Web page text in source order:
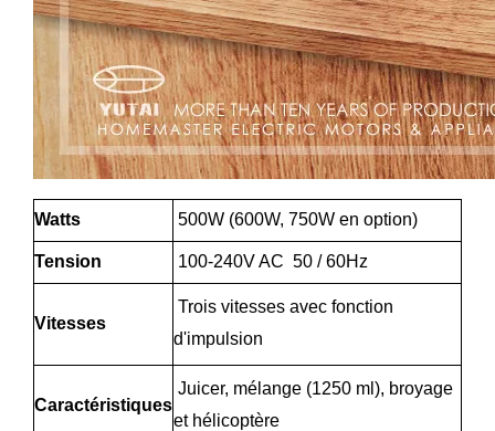
Watts 500W (600W, 750W en option)
Tension 100-240V AC 50 / 60Hz
Vitesses
Trois vitesses avec fonction
d'impulsion
Caractéristiques
Juicer, mélange (1250 ml), broyage
et hélicoptère